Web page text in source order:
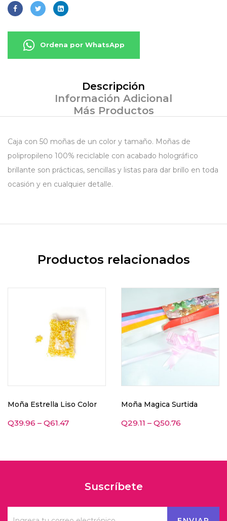
Ordena por WhatsApp
Descripción
Información Adicional
Más Productos
Caja con 50 moñas de un color y tamaño. Moñas de
polipropileno 100% reciclable con acabado holográfico
brillante son prácticas, sencillas y listas para dar brillo en toda
ocasión y en cualquier detalle.
Productos relacionados
Moña Estrella Liso Color
Q39.96 – Q61.47
Moña Magica Surtida
Q29.11 – Q50.76
Suscríbete